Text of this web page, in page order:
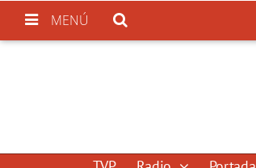
MENÚ